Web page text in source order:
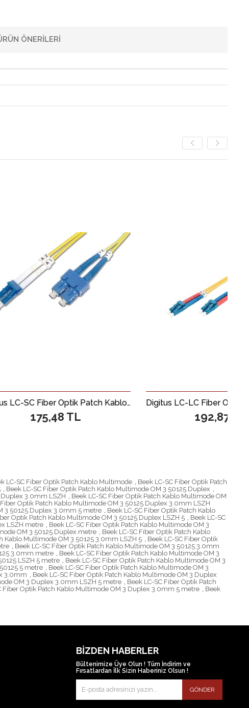
ÖNERILERI
Digitus LC-SC Fiber Optik Patch Kablo, 3 metre, Singlemode, Duplex, 09/125
TL 192,87 TL
LC-SC Fiber Optik Patch Kablo Multimode
Beek LC-SC Fiber Optik Patch
Beek LC-SC Fiber Optik Patch Kablo Multimode OM 3 50125 Duplex
Duplex 3.0mm LSZH
Beek LC-SC Fiber Optik Patch Kablo Multimode OM
Fiber Optik Patch Kablo Multimode OM 3 50125 Duplex 3.0mm LSZH
3 50125 Duplex 3.0mm 5 metre
Beek LC-SC Fiber Optik Patch Kablo
Optik Patch Kablo Multimode OM 3 50125 Duplex LSZH 5
Beek LC-SC
LSZH metre
Beek LC-SC Fiber Optik Patch Kablo Multimode OM 3
OM 3 50125 Duplex metre
Beek LC-SC Fiber Optik Patch Kablo
Kablo Multimode OM 3 50125 3.0mm LSZH 5
Beek LC-SC Fiber Optik
Beek LC-SC Fiber Optik Patch Kablo Multimode OM 3 50125 3.0mm
3.0mm metre
Beek LC-SC Fiber Optik Patch Kablo Multimode OM 3
LSZH 5 metre
Beek LC-SC Fiber Optik Patch Kablo Multimode OM 3
5 metre
Beek LC-SC Fiber Optik Patch Kablo Multimode OM 3
3.0mm
Beek LC-SC Fiber Optik Patch Kablo Multimode OM 3 Duplex
OM 3 Duplex 3.0mm LSZH 5 metre
Beek LC-SC Fiber Optik Patch
Fiber Optik Patch Kablo Multimode OM 3 Duplex 3.0mm 5 metre
Beek
BIZDEN HABERLER
Bültenimize Üye Olun ! Tüm İndirim ve
Fırsatlardan İlk Sizin Haberiniz Olsun !
GÖNDER